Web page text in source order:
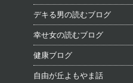
デキる男の読むブログ
幸せ女の読むブログ
健康ブログ
自由が丘よもやま話